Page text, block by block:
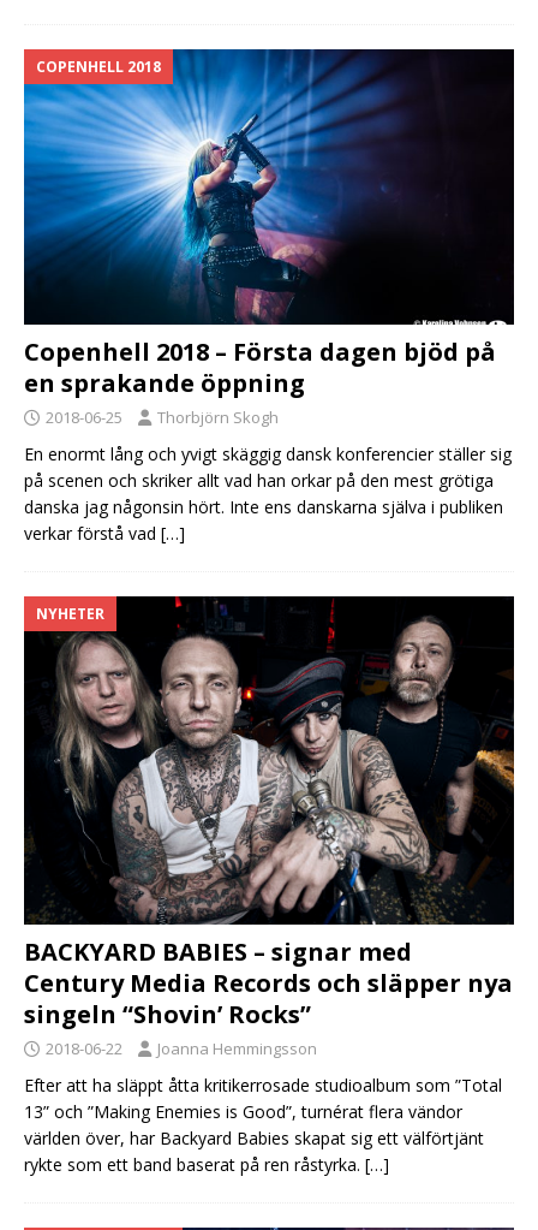
COPENHELL 2018
Copenhell 2018 – Första dagen bjöd på
en sprakande öppning
2018-06-25 Thorbjörn Skogh
En enormt lång och yvigt skäggig dansk konferencier ställer sig
på scenen och skriker allt vad han orkar på den mest grötiga
danska jag någonsin hört. Inte ens danskarna själva i publiken
verkar förstå vad […]
NYHETER
BACKYARD BABIES – signar med
Century Media Records och släpper nya
singeln “Shovin’ Rocks”
2018-06-22 Joanna Hemmingsson
Efter att ha släppt åtta kritikerrosade studioalbum som ”Total
13” och ”Making Enemies is Good”, turnérat flera vändor
världen över, har Backyard Babies skapat sig ett välförtjänt
rykte som ett band baserat på ren råstyrka. […]